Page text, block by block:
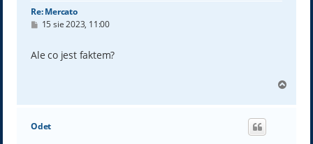
Re: Mercato
P
t
15 sie 2023, 11:00
Ale co jest faktem?
g
Odet